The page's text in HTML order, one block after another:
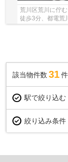
荒川区荒川に佇
徒歩3分、都電荒
該当物件数 31件
駅で絞り込む
絞り込み条件